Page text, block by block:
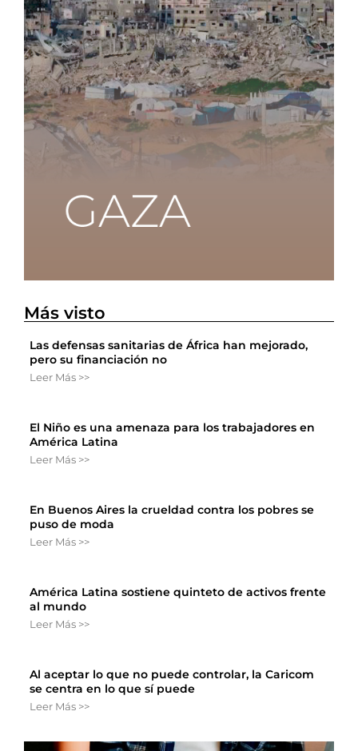
Más visto
Las defensas sanitarias de África han mejorado,
pero su financiación no
Leer Más >>
El Niño es una amenaza para los trabajadores en
América Latina
Leer Más >>
En Buenos Aires la crueldad contra los pobres se
puso de moda
Leer Más >>
América Latina sostiene quinteto de activos frente
al mundo
Leer Más >>
Al aceptar lo que no puede controlar, la Caricom
se centra en lo que sí puede
Leer Más >>